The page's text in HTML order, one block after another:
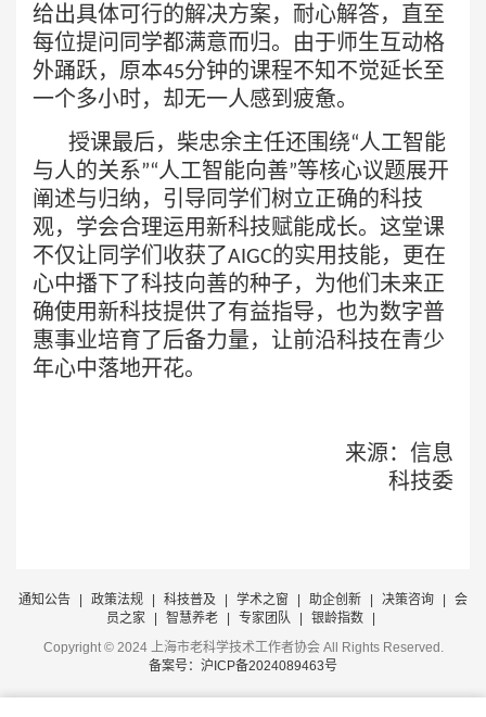
给出具体可行的解决方案，耐心解答，直至
每位提问同学都满意而归。由于师生互动格
外踊跃，原本45分钟的课程不知不觉延长至
一个多小时，却无一人感到疲惫。
授课最后，柴忠余主任还围绕“人工智能
与人的关系”“人工智能向善”等核心议题展开
阐述与归纳，引导同学们树立正确的科技
观，学会合理运用新科技赋能成长。这堂课
不仅让同学们收获了AIGC的实用技能，更在
心中播下了科技向善的种子，为他们未来正
确使用新科技提供了有益指导，也为数字普
惠事业培育了后备力量，让前沿科技在青少
年心中落地开花。
来源：信息
科技委
通知公告 | 政策法规 | 科技普及 | 学术之窗 | 助企创新 | 决策咨询 |
会
员之家
| 智慧养老 | 专家团队 | 银龄指数
|
Copyright © 2024 上海市老科学技术工作者协会 All Rights Reserved.
备案号：沪ICP备2024089463号